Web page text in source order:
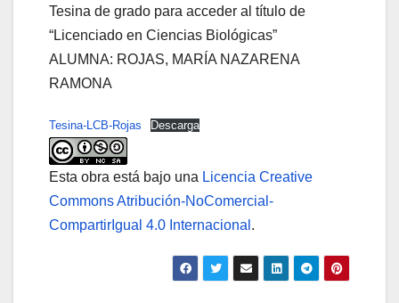
Tesina de grado para acceder al título de
“Licenciado en Ciencias Biológicas”
ALUMNA: ROJAS, MARÍA NAZARENA
RAMONA
Tesina-LCB-Rojas Descarga
Esta obra está bajo una Licencia Creative
Commons Atribución-NoComercial-
CompartirIgual 4.0 Internacional .